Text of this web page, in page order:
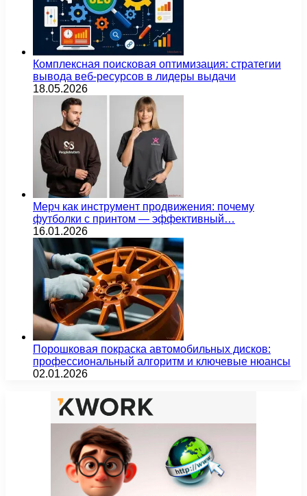
Комплексная поисковая оптимизация: стратегии
вывода веб-ресурсов в лидеры выдачи
18.05.2026
Мерч как инструмент продвижения: почему
футболки с принтом — эффективный…
16.01.2026
Порошковая покраска автомобильных дисков:
профессиональный алгоритм и ключевые нюансы
02.01.2026